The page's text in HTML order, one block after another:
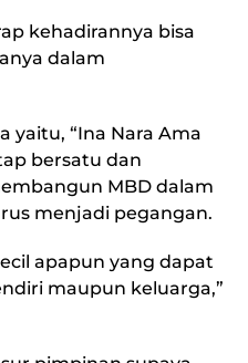
kehadirannya bisa
dalam
yaitu, “Ina Nara Ama
bersatu dan
MBD dalam
menjadi pegangan.
apapun yang dapat
maupun keluarga,”